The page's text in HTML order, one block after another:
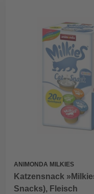
ANIMONDA MILKIES
Katzensnack
Snacks), Fleisch